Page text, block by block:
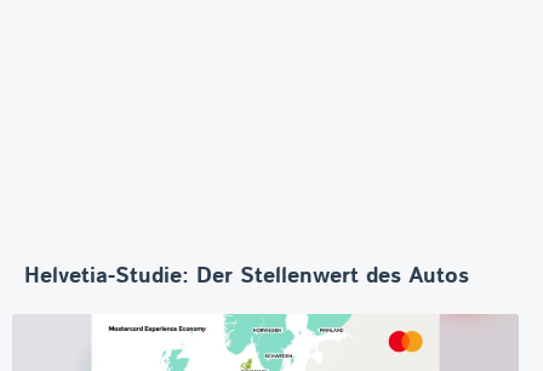
Helvetia-Studie: Der Stellenwert des Autos